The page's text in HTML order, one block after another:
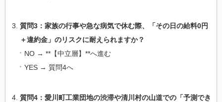
質問3：家族の行事や急な病気で休む際、「その日の給料0円
＋違約金」のリスクに耐えられますか？
NO → **【中立層】**へ進む
YES → 質問4へ
質問4：愛川町工業団地の渋滞や清川村の山道での「予測でき